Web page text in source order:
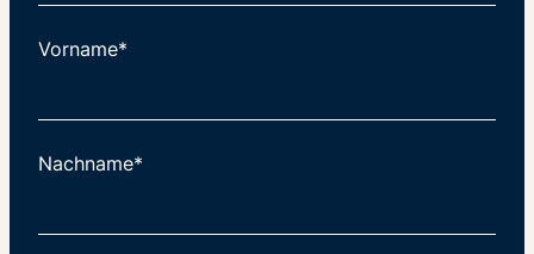
Vorname*
Nachname*